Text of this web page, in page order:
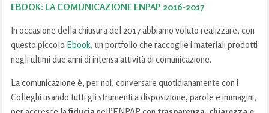
​EBOOK: LA COMUNICAZIONE ENPAP 2016-2017
In occasione della chiusura del 2017 abbiamo voluto realizzare, con
questo piccolo Ebook, un portfolio che raccoglie i materiali prodotti
negli ultimi due anni di intensa attività di comunicazione.
La comunicazione è, per noi, conversare quotidianamente con i
Colleghi usando tutti gli strumenti a disposizione, parole e immagini,